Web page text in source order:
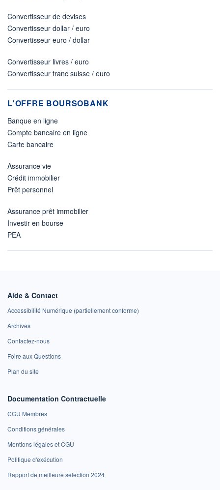
Convertisseur de devises
Convertisseur dollar / euro
Convertisseur euro / dollar
Convertisseur livres / euro
Convertisseur franc suisse / euro
L'OFFRE BOURSOBANK
Banque en ligne
Compte bancaire en ligne
Carte bancaire
Assurance vie
Crédit immobilier
Prêt personnel
Assurance prêt immobilier
Investir en bourse
PEA
Aide & Contact
Accessibilité Numérique (partiellement conforme)
Archives
Contactez-nous
Foire aux Questions
Plan du site
Documentation Contractuelle
CGU Membres
Conditions générales
Mentions légales et CGU
Politique d'exécution
Rapport de meilleure sélection 2024